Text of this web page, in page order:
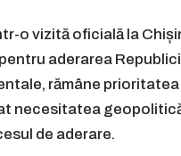
o vizită oficială la
aderarea
rămâne
necesitatea
de aderare.